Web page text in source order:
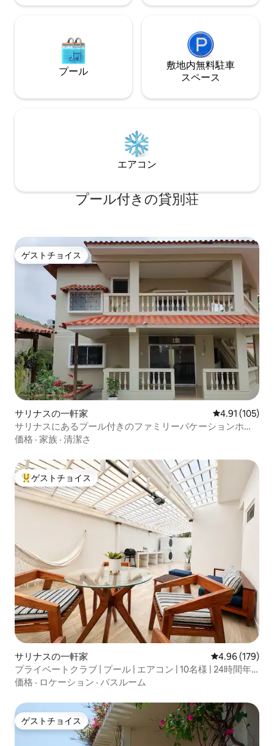
プール
敷地内無料駐⁠車
ス⁠ペ⁠ー⁠ス
エアコン
プール付きの貸別荘
ゲストチョイス
ゲストチョイス
サリナスの一軒家 レビュー105
4.91 (105)
サリナスにあるプール付きのファミリーバケーションホー
ム
価格 · 家族 · 清潔さ
大好評のゲストチョイスです。
ゲストチョイス
サリナスの一軒家 レビュー179
4.96 (179)
プライベートクラブ | プール | エアコン | 10名様 | 24時間年
中無休
価格 · ロケーション · バスルーム
ゲストチョイス
ゲストチョイス